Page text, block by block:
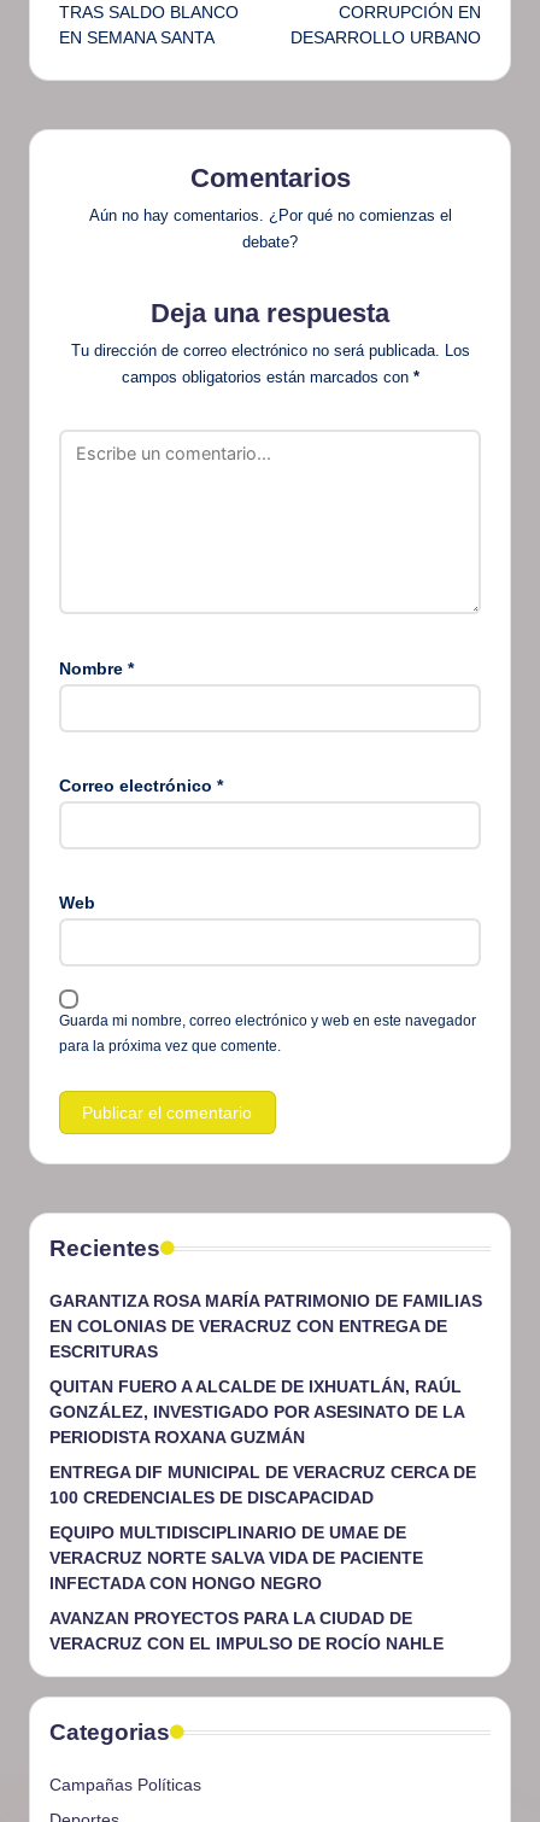
TRAS SALDO BLANCO
EN SEMANA SANTA
CORRUPCIÓN EN
DESARROLLO URBANO
Comentarios
Aún no hay comentarios. ¿Por qué no comienzas el
debate?
Deja una respuesta
Tu dirección de correo electrónico no será publicada.
Los
campos obligatorios están marcados con *
Nombre *
Correo electrónico *
Web
Guarda mi nombre, correo electrónico y web en este navegador
para la próxima vez que comente.
Recientes
GARANTIZA ROSA MARÍA PATRIMONIO DE FAMILIAS
EN COLONIAS DE VERACRUZ CON ENTREGA DE
ESCRITURAS
QUITAN FUERO A ALCALDE DE IXHUATLÁN, RAÚL
GONZÁLEZ, INVESTIGADO POR ASESINATO DE LA
PERIODISTA ROXANA GUZMÁN
ENTREGA DIF MUNICIPAL DE VERACRUZ CERCA DE
100 CREDENCIALES DE DISCAPACIDAD
EQUIPO MULTIDISCIPLINARIO DE UMAE DE
VERACRUZ NORTE SALVA VIDA DE PACIENTE
INFECTADA CON HONGO NEGRO
AVANZAN PROYECTOS PARA LA CIUDAD DE
VERACRUZ CON EL IMPULSO DE ROCÍO NAHLE
Categorias
Campañas Políticas